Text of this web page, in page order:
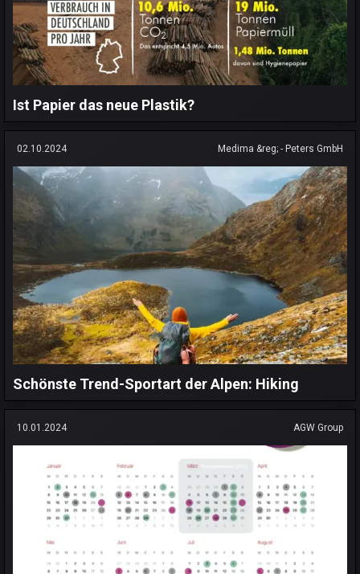
Ist Papier das neue Plastik?
02.10.2024 Medima &reg; - Peters GmbH
Schönste Trend-Sportart der Alpen: Hiking
10.01.2024 AGW Group